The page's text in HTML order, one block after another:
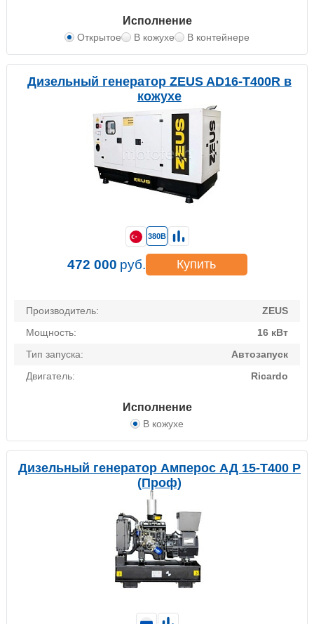
Исполнение
Открытое В кожухе В контейнере
Дизельный генератор ZEUS AD16-T400R в
кожухе
Производитель:
ZEUS
Мощность:
16 кВт
Тип запуска:
Автозапуск
Двигатель:
Ricardo
Исполнение
В кожухе
380В
472 000 руб. Купить
Дизельный генератор Амперос АД 15-Т400 P
(Проф)